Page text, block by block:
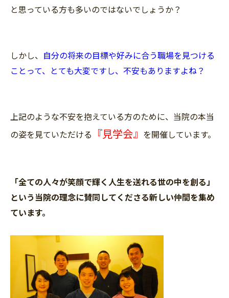
と思っている方も多いのではないでしょうか？
しかし、 自分の将来の目標や好みに合う職場を見つける
ことって、とても大変ですし、不安もありますよね？
上記のような不安を抱えている方のために、当院の本当
の姿を見ていただける 『見学会』 を開催しています。
「全ての人々が笑顔で輝く人生を送れる世の中を創る」
という当院の理念に賛同してくださる新しい仲間を集め
ています。